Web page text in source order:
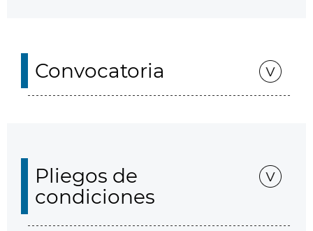
Convocatoria
Pliegos de
condiciones